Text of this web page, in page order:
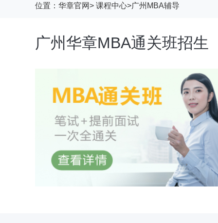
位置： 华章官网> 课程中心>广州MBA辅导
广州华章MBA通关班招生